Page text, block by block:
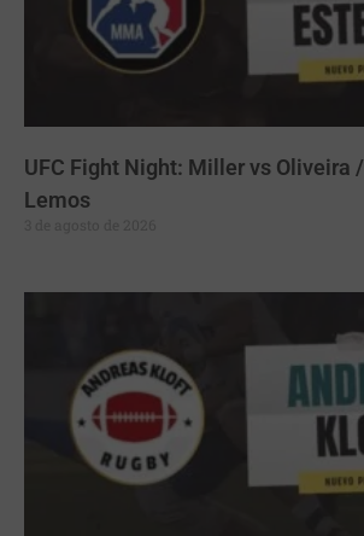
UFC Fight Night: Miller vs Oliveira
Lemos